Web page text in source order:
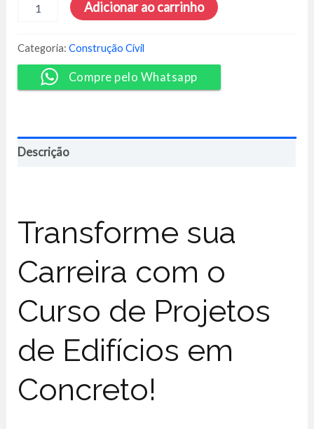
Estrutural
Edifícios
sem
Uso
Winston
Zumaeta
Adicionar ao carrinho
Categoria:Construção Civil
Compre pelo Whatsapp
Descrição
Transforme sua
Carreira com o
Curso de Projetos
de Edifícios em
Concreto!